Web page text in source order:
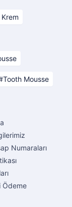
Tooth Mousse
Numaraları
Ödeme